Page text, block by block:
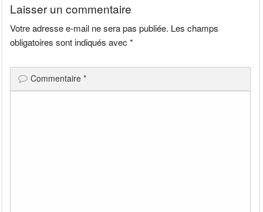
Laisser un commentaire
Votre adresse e-mail ne sera pas publiée. Les champs
obligatoires sont indiqués avec*
Commentaire*